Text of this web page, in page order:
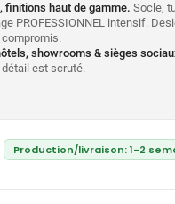
finitions haut de gamme. Socle,
PROFESSIONNEL intensif.
showrooms & sièges
est scruté.
Production/livraison: 1-2